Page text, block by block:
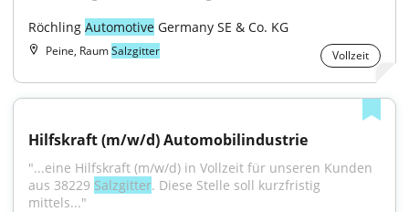
Röchling Automotive Germany SE & Co. KG
Peine, RaumSalzgitter Vollzeit
Hilfskraft (m/w/d) Automobilindustrie
"...eine Hilfskraft (m/w/d) in Vollzeit für unseren Kunden
aus 38229 Salzgitter. Diese Stelle soll kurzfristig
mittels..."